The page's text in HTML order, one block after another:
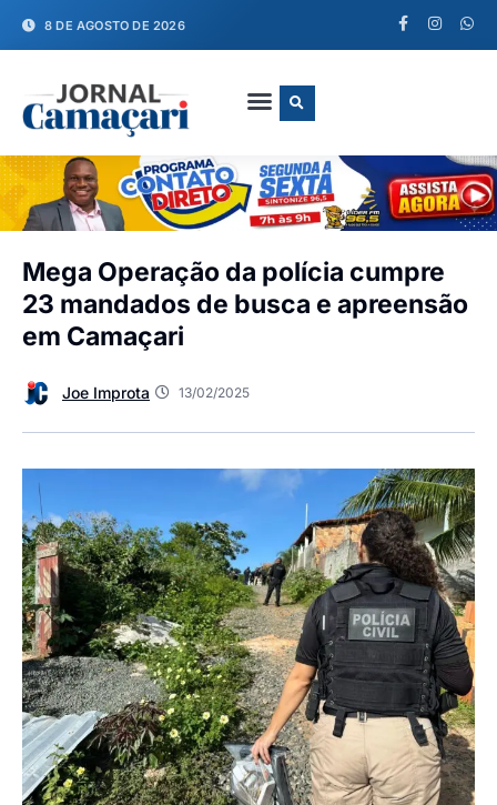
8 DE AGOSTO DE 2026
Mega Operação da polícia cumpre
23 mandados de busca e apreensão
em Camaçari
Joe Improta 13/02/2025